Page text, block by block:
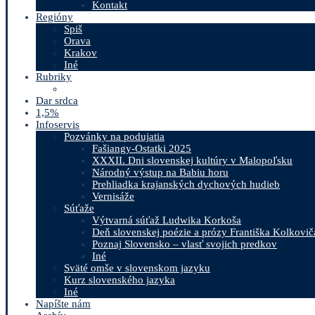
Kontakt
Regióny
Spiš
Orava
Krakov
Iné
Rubriky
Dar srdca
1,5%
Infoservis
Pozvánky na podujatia
Fašiangy-Ostatki 2025
XXXII. Dni slovenskej kultúry v Malopoľsku
Národný výstup na Babiu horu
Prehliadka krajanských dychových hudieb
Vernisáže
Súťaže
Výtvarná súťaž Ludwika Korkoša
Deň slovenskej poézie a prózy Františka
Poznaj Slovensko – vlasť svojich predkov
Iné
Sväté omše v slovenskom jazyku
Kurz slovenského jazyka
Iné
Napíšte nám